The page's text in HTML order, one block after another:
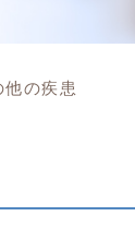
の疾患